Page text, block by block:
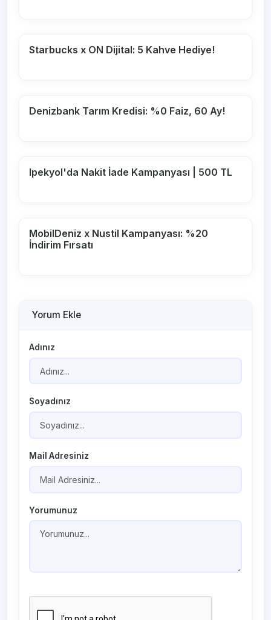
Starbucks x ON Dijital: 5 Kahve Hediye!
Denizbank Tarım Kredisi: %0 Faiz, 60 Ay!
Ipekyol'da Nakit İade Kampanyası | 500 TL
MobilDeniz x Nustil Kampanyası: %20
İndirim Fırsatı
Yorum Ekle
Adınız
Soyadınız
Mail Adresiniz
Yorumunuz